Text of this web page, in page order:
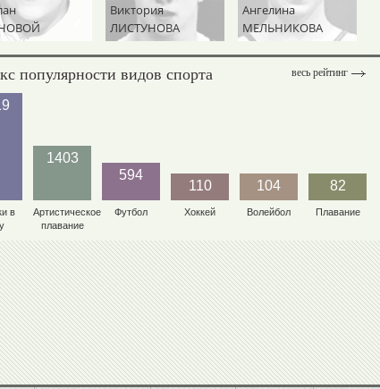
Виктория
ЛИСТУНОВА
Ангелина
МЕЛЬНИКОВА
весь рейтинг
популярности видов спорта
в
1403
Артистическое
плавание
594
Футбол
110
Хоккей
104
Волейбол
82
Плавание